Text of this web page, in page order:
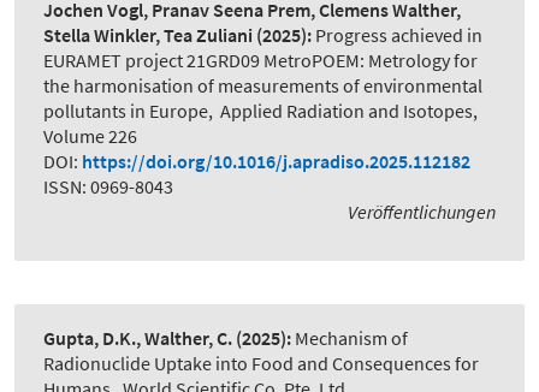
Jochen Vogl, Pranav Seena Prem, Clemens Walther,
Stella Winkler, Tea Zuliani (2025): Progress achieved in
EURAMET project 21GRD09 MetroPOEM: Metrology for
the harmonisation of measurements of environmental
pollutants in Europe, Applied Radiation and Isotopes,
Volume 226
DOI: https://doi.org/10.1016/j.apradiso.2025.112182
ISSN: 0969-8043
Veröffentlichungen
Gupta, D.K., Walther, C. (2025): Mechanism of
Radionuclide Uptake into Food and Consequences for